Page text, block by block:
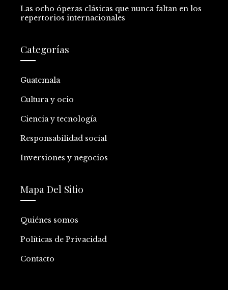
Las ocho óperas clásicas que nunca faltan en los
repertorios internacionales
Categorías
Guatemala
Cultura y ocio
Ciencia y tecnología
Responsabilidad social
Inversiones y negocios
Mapa Del Sitio
Quiénes somos
Políticas de Privacidad
Contacto